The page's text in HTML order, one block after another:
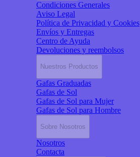
Condiciones Generales
Aviso Legal
Política de Privacidad y Cookies
Envíos y Entregas
Centro de Ayuda
Devoluciones y reembolsos
Nuestros Productos
Gafas Graduadas
Gafas de Sol
Gafas de Sol para Mujer
Gafas de Sol para Hombre
Sobre Nosotros
Nosotros
Contacta